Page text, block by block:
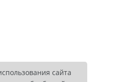
сайта